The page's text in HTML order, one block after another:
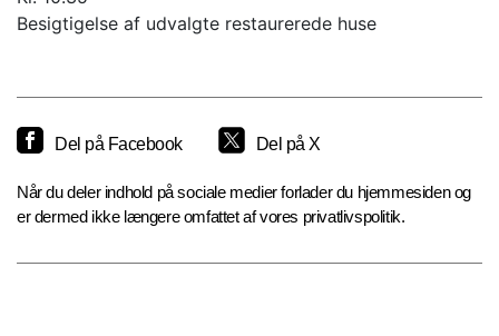
Besigtigelse af udvalgte restaurerede huse
Del på Facebook Del på X
Når du deler indhold på sociale medier forlader du hjemmesiden og
er dermed ikke længere omfattet af vores privatlivspolitik.